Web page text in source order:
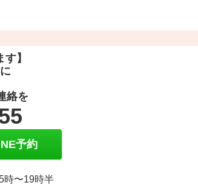
】
絡を
予約
時〜19時半